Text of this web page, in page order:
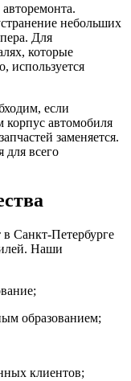
небольших
Для
которые
используется
если
автомобиля
заменяется.
для всего
Санкт-Петербурге
Наши
образованием;
клиентов;